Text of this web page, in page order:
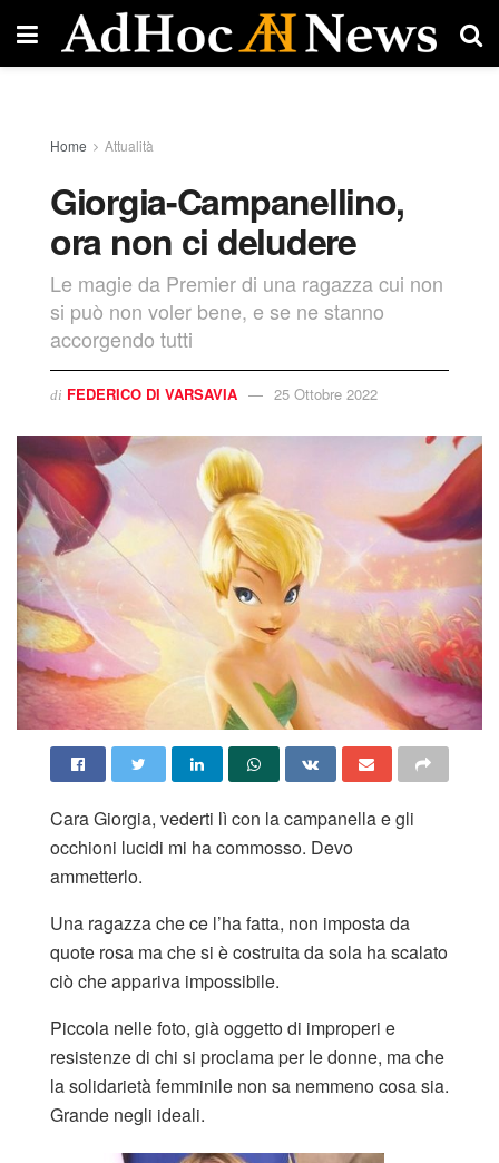
Home Attualità
Giorgia-Campanellino,
ora non ci deludere
Le magie da Premier di una ragazza cui non
si può non voler bene, e se ne stanno
accorgendo tutti
di FEDERICO DI VARSAVIA 25 Ottobre 2022
Cara Giorgia, vederti lì con la campanella e gli
occhioni lucidi mi ha commosso. Devo
ammetterlo.
Una ragazza che ce l’ha fatta, non imposta da
quote rosa ma che si è costruita da sola ha scalato
ciò che appariva impossibile.
Piccola nelle foto, già oggetto di improperi e
resistenze di chi si proclama per le donne, ma che
la solidarietà femminile non sa nemmeno cosa sia.
Grande negli ideali.